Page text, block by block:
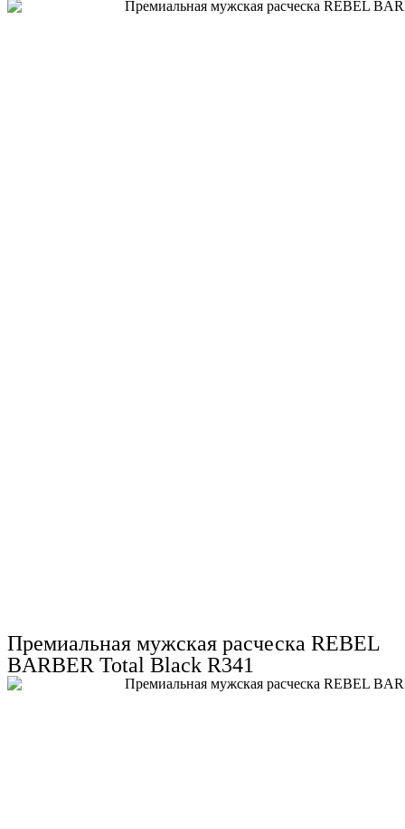
Премиальная мужская расческа REBEL
BARBER Total Black R341